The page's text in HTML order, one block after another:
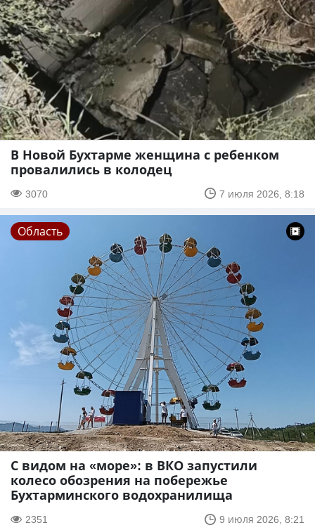
В Новой Бухтарме женщина с ребенком
провалились в колодец
3070 7 июля 2026, 8:18
Область
С видом на «море»: в ВКО запустили
колесо обозрения на побережье
Бухтарминского водохранилища
2351 9 июля 2026, 8:21